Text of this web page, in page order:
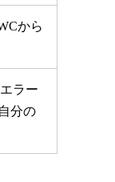
から
ラー
分の